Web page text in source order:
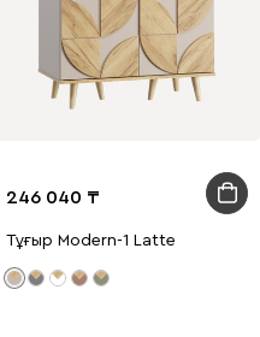
Сұр
246 040
Тұғыр Modern-1 Latte